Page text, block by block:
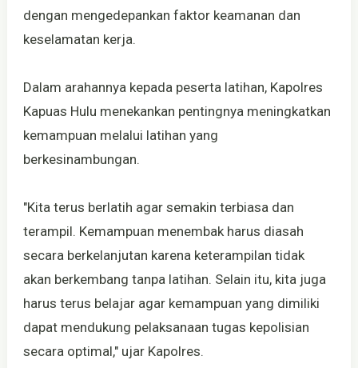
dengan mengedepankan faktor keamanan dan
keselamatan kerja.
Dalam arahannya kepada peserta latihan, Kapolres
Kapuas Hulu menekankan pentingnya meningkatkan
kemampuan melalui latihan yang
berkesinambungan.
"Kita terus berlatih agar semakin terbiasa dan
terampil. Kemampuan menembak harus diasah
secara berkelanjutan karena keterampilan tidak
akan berkembang tanpa latihan. Selain itu, kita juga
harus terus belajar agar kemampuan yang dimiliki
dapat mendukung pelaksanaan tugas kepolisian
secara optimal," ujar Kapolres.